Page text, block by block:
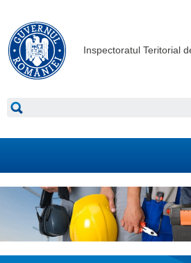
Inspectoratul Teritorial